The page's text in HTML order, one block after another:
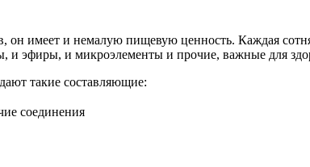
имеет и немалую пищевую ценность. Каждая
и эфиры, и микроэлементы и прочие, важные для
такие составляющие:
соединения